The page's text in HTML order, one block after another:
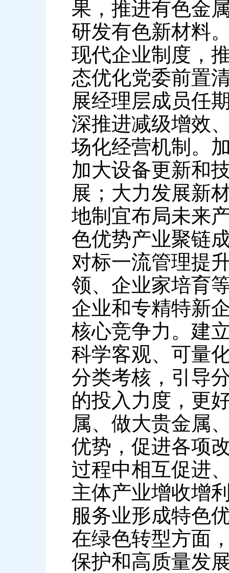
果，推进有色金
研发有色新材料
现代企业制度，
态优化党委前置
展经理层成员任
深推进减级增效
场化经营机制。
加大设备更新和
展；大力发展新
地制宜布局未来
色优势产业聚链
对标一流管理提
领、企业家培育
企业和专精特新
核心竞争力。建
科学客观、可量
分类考核，引导
的投入力度，更
属、做大贵金属
优势，促进各项
过程中相互促进
主体产业增收增
服务业形成特色
在绿色转型方面
保护和高质量发